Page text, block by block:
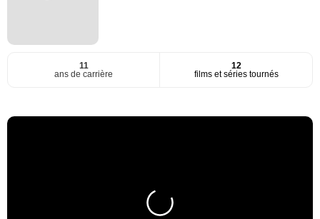
11
ans de carrière
12
films et séries tournés